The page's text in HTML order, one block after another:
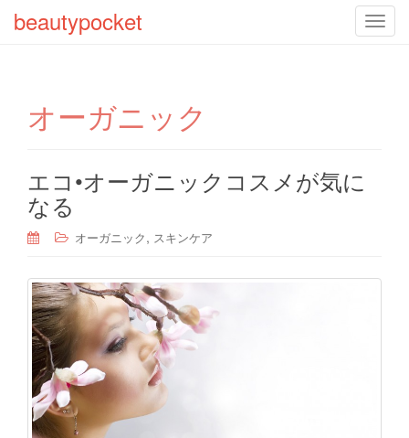
T
t
beautypocket
オーガニック
エコ•オーガニックコスメが気に
なる
オーガニック, スキンケア